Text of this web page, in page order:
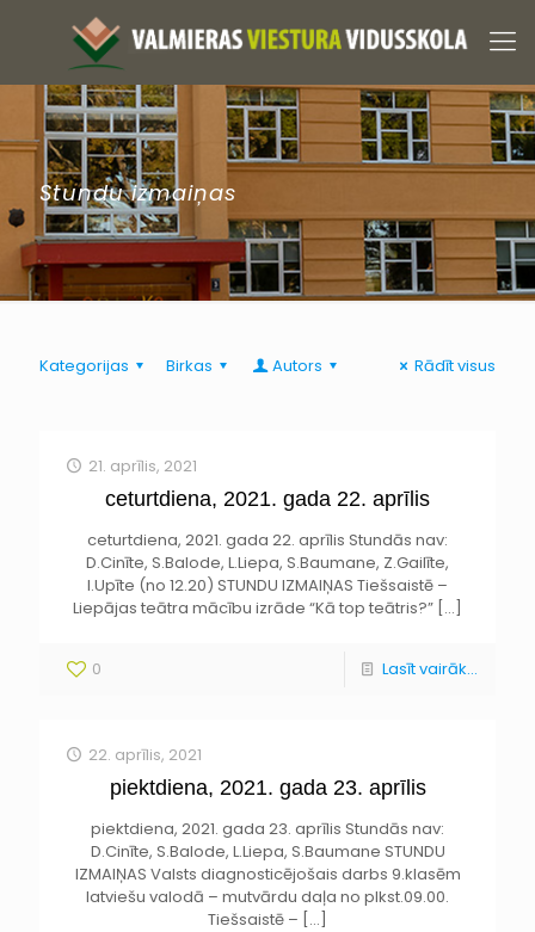
Stundu izmaiņas
Kategorijas Birkas Autors Rādīt visus
21. aprīlis, 2021
ceturtdiena, 2021. gada 22. aprīlis
ceturtdiena, 2021. gada 22. aprīlis Stundās nav:
D.Cinīte, S.Balode, L.Liepa, S.Baumane, Z.Gailīte,
I.Upīte (no 12.20) STUNDU IZMAIŅAS Tiešsaistē –
Liepājas teātra mācību izrāde “Kā top teātris?” […]
0 Lasīt vairāk...
22. aprīlis, 2021
piektdiena, 2021. gada 23. aprīlis
piektdiena, 2021. gada 23. aprīlis Stundās nav:
D.Cinīte, S.Balode, L.Liepa, S.Baumane STUNDU
IZMAIŅAS Valsts diagnosticējošais darbs 9.klasēm
latviešu valodā – mutvārdu daļa no plkst.09.00.
Tiešsaistē – […]